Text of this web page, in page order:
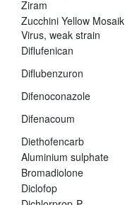
Ziram
Zucchini Yellow Mosaik
Virus, weak strain
Diflufenican
Diflubenzuron
Difenoconazole
Difenacoum
Diethofencarb
Aluminium sulphate
Bromadiolone
Diclofop